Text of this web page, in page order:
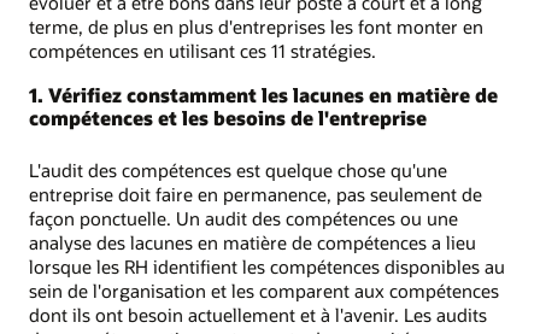
terme, de plus en plus d'entreprises les font monter en
compétences en utilisant ces 11 stratégies.
1. Vérifiez constamment les lacunes en matière de
compétences et les besoins de l'entreprise
L'audit des compétences est quelque chose qu'une
entreprise doit faire en permanence, pas seulement de
façon ponctuelle. Un audit des compétences ou une
analyse des lacunes en matière de compétences a lieu
lorsque les RH identifient les compétences disponibles au
sein de l'organisation et les comparent aux compétences
dont ils ont besoin actuellement et à l'avenir. Les audits